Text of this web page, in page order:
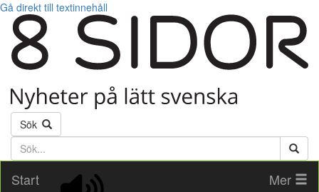
Gå direkt till textinnehåll
Sök
Söktext
Start
Mer